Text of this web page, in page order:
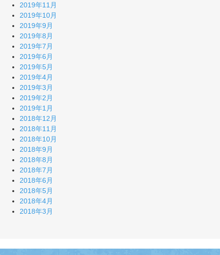
2019年11月
2019年10月
2019年9月
2019年8月
2019年7月
2019年6月
2019年5月
2019年4月
2019年3月
2019年2月
2019年1月
2018年12月
2018年11月
2018年10月
2018年9月
2018年8月
2018年7月
2018年6月
2018年5月
2018年4月
2018年3月